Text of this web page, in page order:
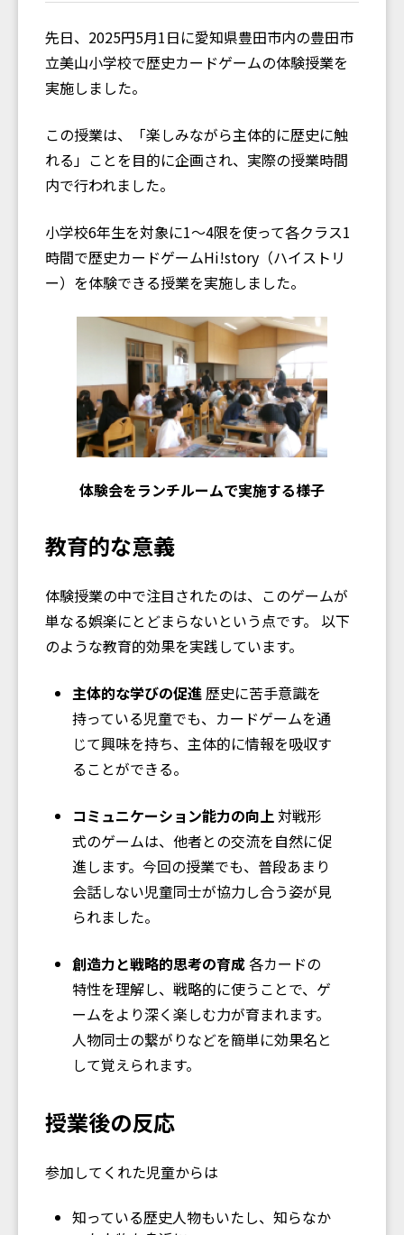
先日、2025円5月1日に愛知県豊田市内の豊田市
立美山小学校で歴史カードゲームの体験授業を
実施しました。
この授業は、「楽しみながら主体的に歴史に触
れる」ことを目的に企画され、実際の授業時間
内で行われました。
小学校6年生を対象に1〜4限を使って各クラス1
時間で歴史カードゲームHi!story（ハイストリ
ー）を体験できる授業を実施しました。
体験会をランチルームで実施する様子
教育的な意義
体験授業の中で注目されたのは、このゲームが
単なる娯楽にとどまらないという点です。 以下
のような教育的効果を実践しています。
主体的な学びの促進歴史に苦手意識を
持っている児童でも、カードゲームを通
じて興味を持ち、主体的に情報を吸収す
ることができる。
コミュニケーション能力の向上対戦形
式のゲームは、他者との交流を自然に促
進します。今回の授業でも、普段あまり
会話しない児童同士が協力し合う姿が見
られました。
創造力と戦略的思考の育成各カードの
特性を理解し、戦略的に使うことで、ゲ
ームをより深く楽しむ力が育まれます。
人物同士の繋がりなどを簡単に効果名と
して覚えられます。
授業後の反応
参加してくれた児童からは
知っている歴史人物もいたし、知らなか